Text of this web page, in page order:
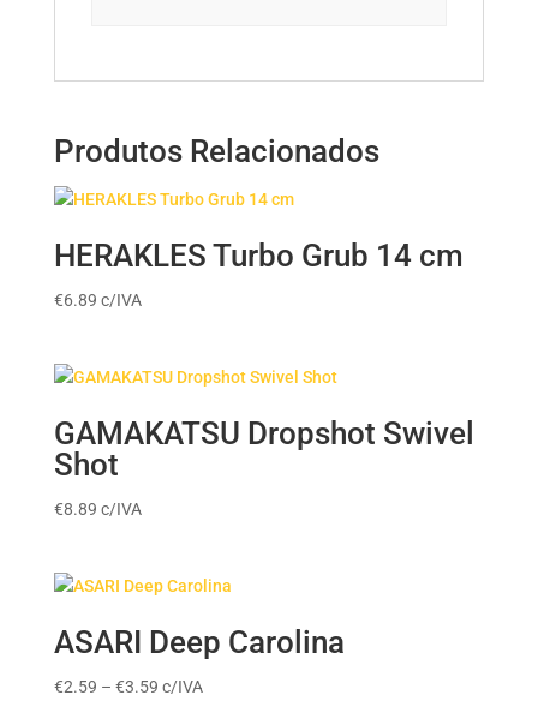
Produtos Relacionados
HERAKLES Turbo Grub 14 cm
€6.89 c/IVA
GAMAKATSU Dropshot Swivel
Shot
€8.89 c/IVA
ASARI Deep Carolina
€2.59 – €3.59Price
c/IVA